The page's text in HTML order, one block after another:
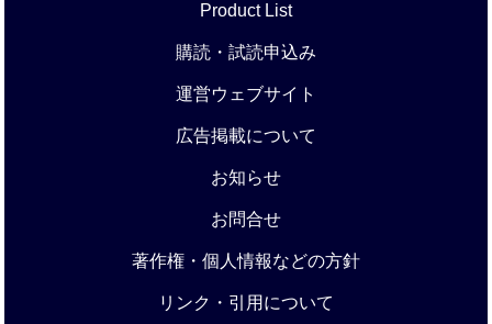
Product List
購読・試読申込み
運営ウェブサイト
広告掲載について
お知らせ
お問合せ
著作権・個人情報などの方針
リンク・引用について